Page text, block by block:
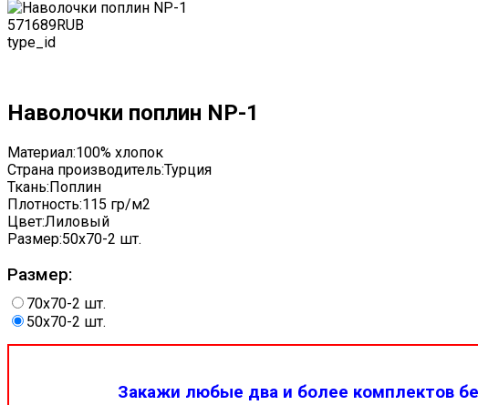
571689RUB
type_id
Наволочки поплин NP-1
Материал:100% хлопок
Страна производитель:Турция
Ткань:Поплин
Плотность:115 гр/м2
Цвет:Лиловый
Размер:50x70-2 шт.
Размер:
70x70-2 шт.
50x70-2 шт.
Закажи любые два и более комплектов